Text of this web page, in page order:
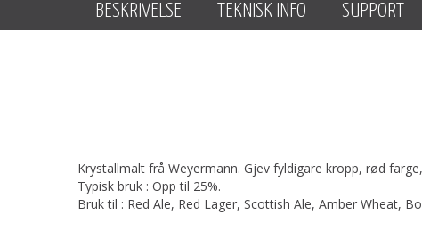
BESKRIVELSE TEKNISK INFO SUPPORT
Krystallmalt frå Weyermann. Gjev fyldigare kropp, rød
Typisk bruk : Opp til 25%.
Bruk til : Red Ale, Red Lager, Scottish Ale, Amber Wheat,